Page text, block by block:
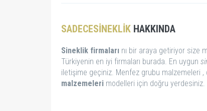
SADECESINEKLIK HAKKINDA
Sineklik firmaları nı bir araya getiriyor size
Türkiyenin en iyi firmaları burada. En uygun
iletişime geçiniz. Menfez grubu malzemeleri ,
malzemeleri modelleri için doğru yerdesiniz.